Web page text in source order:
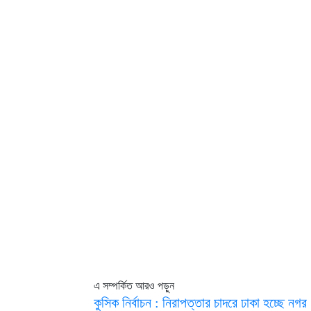
এ সম্পর্কিত আরও পড়ুন
কুসিক নির্বাচন : নিরাপত্তার চাদরে ঢাকা হচ্ছে নগর